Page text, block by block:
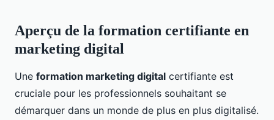
Aperçu de la formation certifiante en
marketing digital
Une formation marketing digital certifiante est
cruciale pour les professionnels souhaitant se
démarquer dans un monde de plus en plus digitalisé.